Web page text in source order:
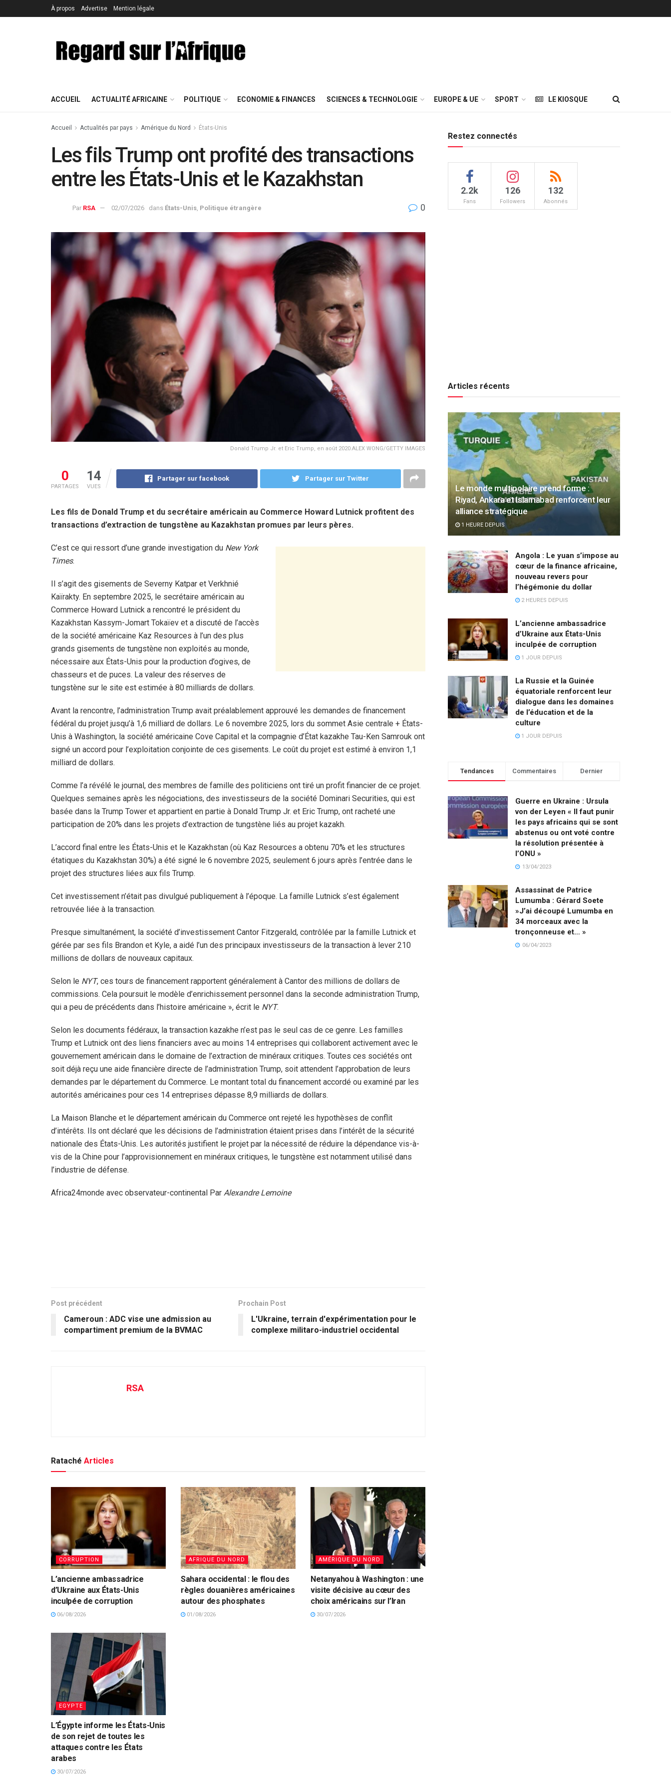
À propos Advertise Mention légale
ACCUEIL ACTUALITÉ AFRICAINE POLITIQUE ECONOMIE & FINANCES SCIENCES & TECHNOLOGIE EUROPE & UE SPORT LE KIOSQUE
Accueil Actualités par pays Amérique du Nord États-Unis
Les fils Trump ont profité des transactions
entre les États-Unis et le Kazakhstan
Par RSA 02/07/2026 dans États-Unis Politique étrangère 0
Donald Trump Jr. et Eric Trump, en août 2020.ALEX WONG/GETTY IMAGES
0
PARTAGES
14
VUES
Partager sur facebook Partager sur Twitter
Les fils de Donald Trump et du secrétaire américain au Commerce Howard Lutnick profitent des
transactions d’extraction de tungstène au Kazakhstan promues par leurs pères.
C’est ce qui ressort d’une grande investigation du New York
Times.
Il s’agit des gisements de Severny Katpar et Verkhnié
Kaïrakty. En septembre 2025, le secrétaire américain au
Commerce Howard Lutnick a rencontré le président du
Kazakhstan Kassym-Jomart Tokaïev et a discuté de l’accès
de la société américaine Kaz Resources à l’un des plus
grands gisements de tungstène non exploités au monde,
nécessaire aux États-Unis pour la production d’ogives, de
chasseurs et de puces. La valeur des réserves de
tungstène sur le site est estimée à 80 milliards de dollars.
Avant la rencontre, l’administration Trump avait préalablement approuvé les demandes de financement
fédéral du projet jusqu’à 1,6 milliard de dollars. Le 6 novembre 2025, lors du sommet Asie centrale + États-
Unis à Washington, la société américaine Cove Capital et la compagnie d’État kazakhe Tau-Ken Samrouk ont
signé un accord pour l’exploitation conjointe de ces gisements. Le coût du projet est estimé à environ 1,1
milliard de dollars.
Comme l’a révélé le journal, des membres de famille des politiciens ont tiré un profit financier de ce projet.
Quelques semaines après les négociations, des investisseurs de la société Dominari Securities, qui est
basée dans la Trump Tower et appartient en partie à Donald Trump Jr. et Eric Trump, ont racheté une
participation de 20% dans les projets d’extraction de tungstène liés au projet kazakh.
L’accord final entre les États-Unis et le Kazakhstan (où Kaz Resources a obtenu 70% et les structures
étatiques du Kazakhstan 30%) a été signé le 6 novembre 2025, seulement 6 jours après l’entrée dans le
projet des structures liées aux fils Trump.
Cet investissement n’était pas divulgué publiquement à l’époque. La famille Lutnick s’est également
retrouvée liée à la transaction.
Presque simultanément, la société d’investissement Cantor Fitzgerald, contrôlée par la famille Lutnick et
gérée par ses fils Brandon et Kyle, a aidé l’un des principaux investisseurs de la transaction à lever 210
millions de dollars de nouveaux capitaux.
Selon le NYT, ces tours de financement rapportent généralement à Cantor des millions de dollars de
commissions. Cela poursuit le modèle d’enrichissement personnel dans la seconde administration Trump,
qui a peu de précédents dans l’histoire américaine », écrit le NYT.
Selon les documents fédéraux, la transaction kazakhe n’est pas le seul cas de ce genre. Les familles
Trump et Lutnick ont des liens financiers avec au moins 14 entreprises qui collaborent activement avec le
gouvernement américain dans le domaine de l’extraction de minéraux critiques. Toutes ces sociétés ont
soit déjà reçu une aide financière directe de l’administration Trump, soit attendent l’approbation de leurs
demandes par le département du Commerce. Le montant total du financement accordé ou examiné par les
autorités américaines pour ces 14 entreprises dépasse 8,9 milliards de dollars.
La Maison Blanche et le département américain du Commerce ont rejeté les hypothèses de conflit
d’intérêts. Ils ont déclaré que les décisions de l’administration étaient prises dans l’intérêt de la sécurité
nationale des États-Unis. Les autorités justifient le projet par la nécessité de réduire la dépendance vis-à-
vis de la Chine pour l’approvisionnement en minéraux critiques, le tungstène est notamment utilisé dans
l’industrie de défense.
Africa24monde avec observateur-continental Par Alexandre Lemoine
Post précédent
Cameroun : ADC vise une admission au
compartiment premium de la BVMAC
Prochain Post
L'Ukraine, terrain d'expérimentation pour le
complexe militaro-industriel occidental
RSA
Rataché Articles
CORRUPTION
L’ancienne ambassadrice
d’Ukraine aux États-Unis
inculpée de corruption
06/08/2026
AFRIQUE DU NORD
Sahara occidental : le flou des
règles douanières américaines
autour des phosphates
01/08/2026
AMÉRIQUE DU NORD
Netanyahou à Washington : une
visite décisive au cœur des
choix américains sur l’Iran
30/07/2026
EGYPTE
L’Égypte informe les États-Unis
de son rejet de toutes les
attaques contre les États
arabes
30/07/2026
Restez connectés
2.2k
Fans
126
Followers
132
Abonnés
Articles récents
Le monde multipolaire prend forme :
Riyad, Ankara et Islamabad renforcent leur
alliance stratégique
1 HEURE DEPUIS
Angola : Le yuan s’impose au
cœur de la finance africaine,
nouveau revers pour
l’hégémonie du dollar
2 HEURES DEPUIS
L’ancienne ambassadrice
d’Ukraine aux États-Unis
inculpée de corruption
1 JOUR DEPUIS
La Russie et la Guinée
équatoriale renforcent leur
dialogue dans les domaines
de l’éducation et de la
culture
1 JOUR DEPUIS
Tendances Commentaires Dernier
Guerre en Ukraine : Ursula
von der Leyen « Il faut punir
les pays africains qui se sont
abstenus ou ont voté contre
la résolution présentée à
l’ONU »
13/04/2023
Assassinat de Patrice
Lumumba : Gérard Soete
»J’ai découpé Lumumba en
34 morceaux avec la
tronçonneuse et… »
06/04/2023